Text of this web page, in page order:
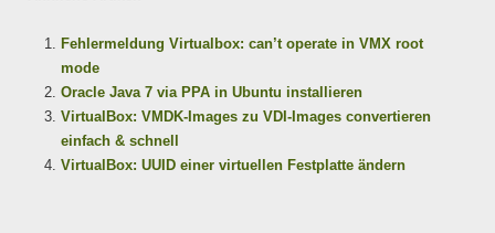
Fehlermeldung Virtualbox: can’t operate in VMX root
mode
Oracle Java 7 via PPA in Ubuntu installieren
VirtualBox: VMDK-Images zu VDI-Images convertieren
einfach & schnell
VirtualBox: UUID einer virtuellen Festplatte ändern